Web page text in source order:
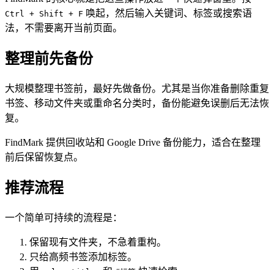
Ctrl + Shift + F 唤起，然后输入关键词、标签或搜索语
法，不需要离开当前页面。
整理前先备份
大规模整理书签前，最好先做备份。尤其是当你准备删除重复
书签、移动文件夹或重命名分类时，备份能避免误删后无法恢
复。
FindMark 提供回收站和 Google Drive 备份能力，适合在整理
前后保留恢复点。
推荐流程
一个简单可持续的流程是：
保留现有文件夹，不急着重构。
只给高频书签添加标签。